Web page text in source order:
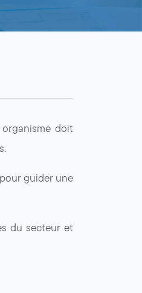
doit
guider une
du secteur et